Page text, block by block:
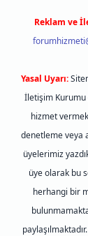
Reklam ve
Yasal Uyarı:
İletişim Kurumu
hizmet
denetleme veya
üyelerimiz
üye olarak bu
herhangi bir